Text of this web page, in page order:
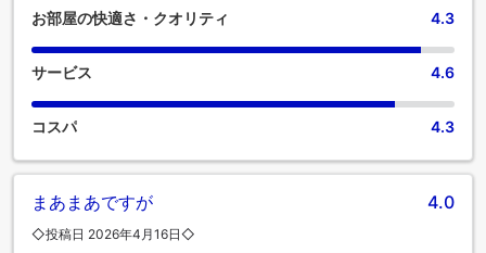
ンカでは毎朝、手作りの美味しい朝食で一日がスタートしま
す。 当宿泊施設内にあるカフェで上質なコーヒーを楽しみな
がら、リフレッシュした気分で一日を始めましょう。当宿泊
利用できるオプションが常に用意されています。当宿泊施設
のエンターテイメントオプションで、旅の仲間と楽しい夜を
ンカにある数々のアクティビティをお楽しみください。 一日
の締めくくりには、当宿泊施設内にあるスパ施設をご利用く
り、何往復も泳いだりすることで、日々の活力を取り戻すの
お部屋の快適さ・クオリティ 4.3
サービス 4.6
コスパ 4.3
まあまあですが 4.0
◇投稿日 2026年4月16日◇